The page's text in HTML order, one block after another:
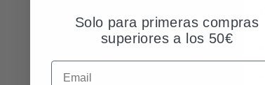
Solo para primeras compras
superiores a los 50€
Email